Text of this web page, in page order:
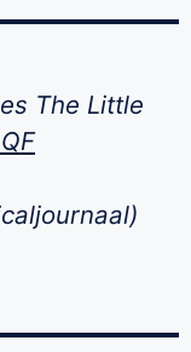
The Little